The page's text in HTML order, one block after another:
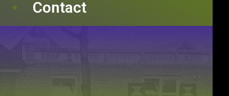
Contact